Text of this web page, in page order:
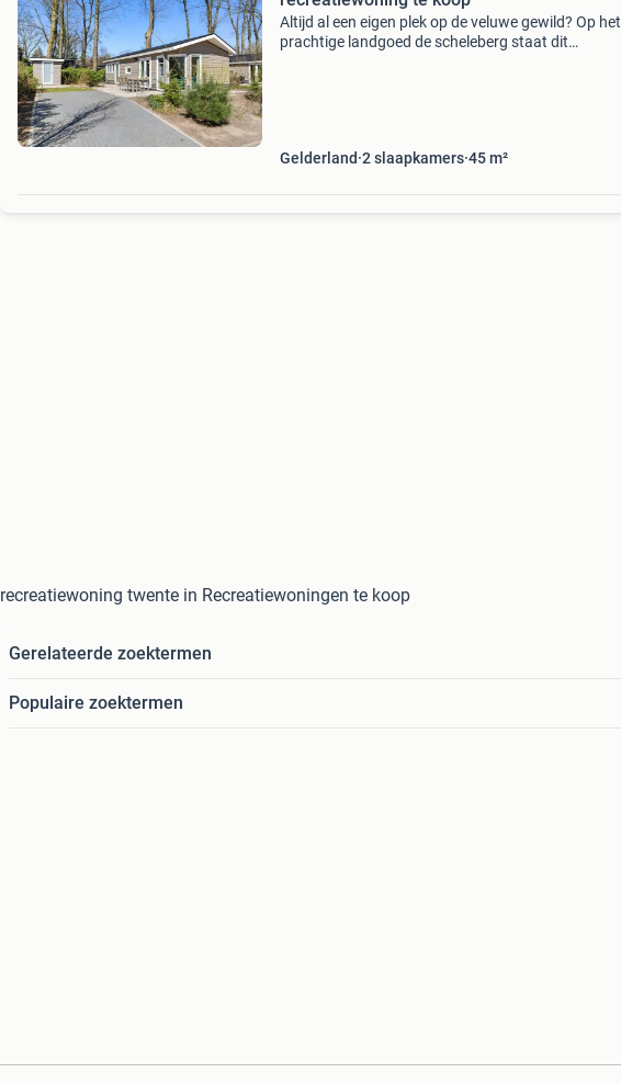
Altijd al een eigen plek op de veluwe gewild? Op het
prachtige landgoed de scheleberg staat dit
Gelderland 2 slaapkamers 45 m²
recreatiewoning twente in Recreatiewoningen te koop
Gerelateerde zoektermen
Populaire zoektermen